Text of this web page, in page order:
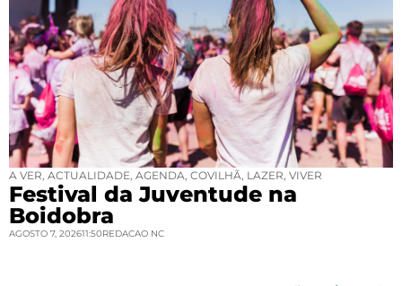
A VER ACTUALIDADE AGENDA COVILHÃ LAZER VIVER
Festival da Juventude na
Boidobra
AGOSTO 7, 202611:50REDACAO NC